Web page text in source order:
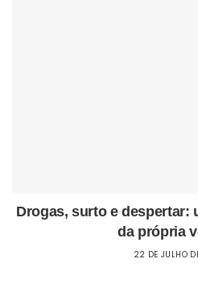
Drogas, surto e despertar:
da própria
22 DE JULHO